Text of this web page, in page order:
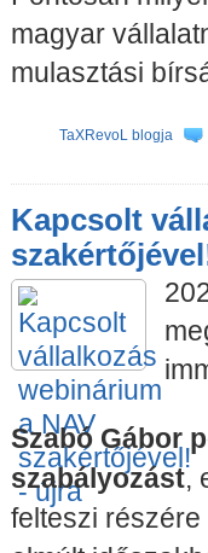
magyar
mulasztási
TaXRevoL blogja
Kapcsolt
Szabó Gábor
szabályozást,
felteszi